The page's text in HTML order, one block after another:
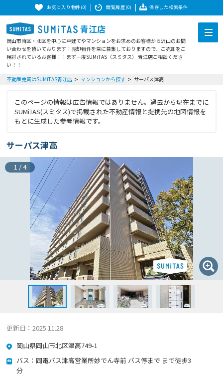
お気に入り物件(0) 閲覧履歴(0) 保存した検索条件
青江店
岡山市南区・北区を中心に戸建てやマンションをお求めのお客様から沢山のお問
い合わせを頂いております！売却物件を常に募集しておりますので、ご売却をご
検討されているお客様！！まず一度SUMiTAS（スミタス） 青江店ご相談くださ
い！！
不動産売買はSUMiTAS青江店
マンションから探す サーパス津高
このページの情報は広告情報ではありません。過去から現在までに
SUMiTAS(スミタス)で掲載された不動産情報と提携先の地図情報を
もとに生成した参考情報です。
サーパス津高
1 /4
更新日：2025.11.28
岡山県岡山市北区津高749-1
バス：岡電バス津高営業所妙でん寺前 バス停まで まで徒歩3
分